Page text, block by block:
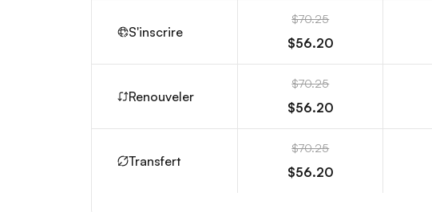
S'inscrire
$70.25
$56.20
Renouveler
$70.25
$56.20
Transfert
$70.25
$56.20